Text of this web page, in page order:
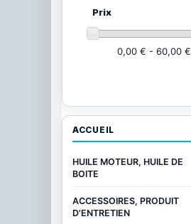
Prix
0,00 € - 60,00 €
ACCUEIL
HUILE MOTEUR, HUILE DE
BOITE
ACCESSOIRES, PRODUIT
D'ENTRETIEN